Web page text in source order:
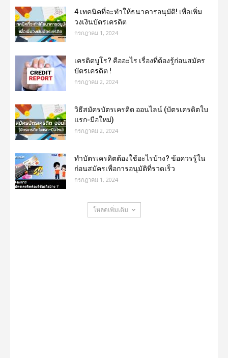
4 เทคนิคที่จะทำให้ธนาคารอนุมัติ! เพื่อเพิ่ม
วงเงินบัตรเครดิต
กรกฎาคม 1, 2024
เครดิตบูโร? คืออะไร เรื่องที่ต้องรู้ก่อนสมัคร
บัตรเครดิต !
กรกฎาคม 2, 2024
วิธีสมัครบัตรเครดิต ออนไลน์ (บัตรเครดิตใบ
แรก-มือใหม่)
กรกฎาคม 2, 2024
ทําบัตรเครดิตต้องใช้อะไรบ้าง? ข้อควรรู้ใน
ก่อนสมัครเพื่อการอนุมัติที่รวดเร็ว
กรกฎาคม 1, 2024
โหลดเพิ่มเติม